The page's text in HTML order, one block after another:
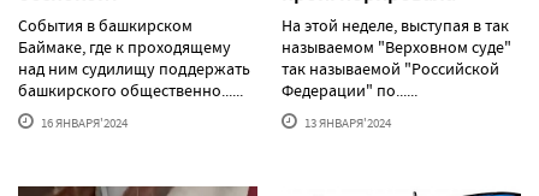
События в башкирском
Баймаке, где к проходящему
над ним судилищу поддержать
башкирского общественно......
16 ЯНВАРЯ'2024
На этой неделе, выступая в так
называемом "Верховном суде"
так называемой "Российской
Федерации" по......
13 ЯНВАРЯ'2024